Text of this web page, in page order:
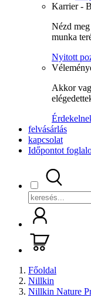
Karrier -
Nézd
munka
Nyitott
Akkor
felvásárlás
kapcsolat
Időpontot
Főoldal
Nillkin
Nillkin Nature